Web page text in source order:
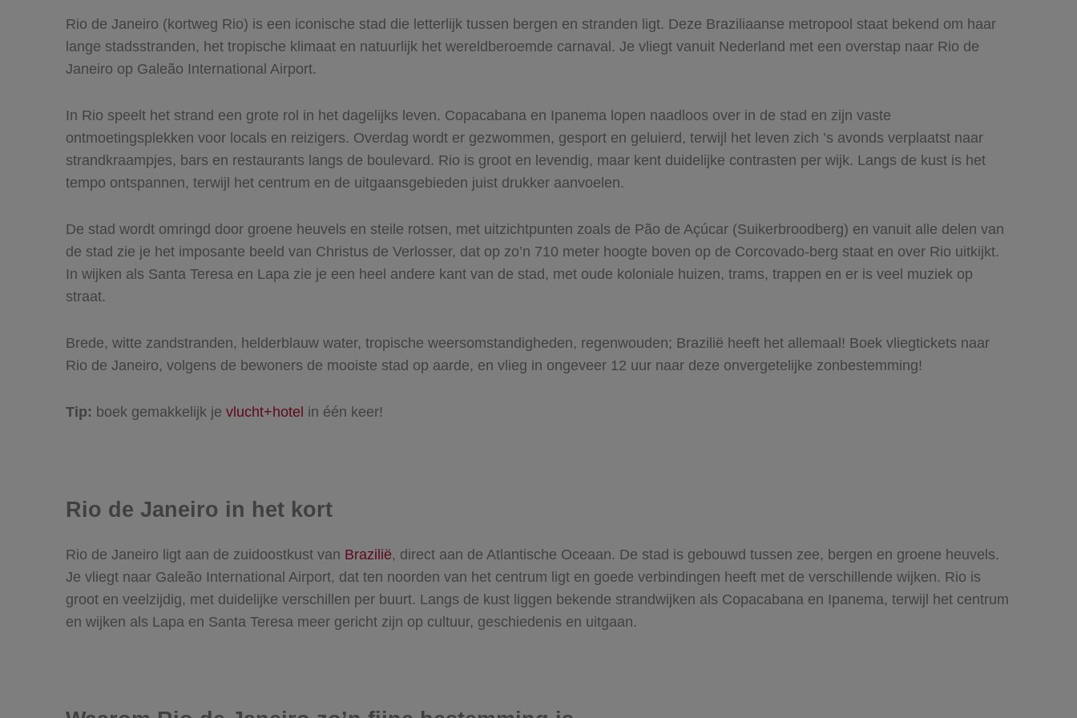
Rio de Janeiro (kortweg Rio) is een iconische stad die letterlijk tussen bergen en stranden ligt. Deze Braziliaanse metropool staat bekend om haar
lange stadsstranden, het tropische klimaat en natuurlijk het wereldberoemde carnaval. Je vliegt vanuit Nederland met een overstap naar Rio de
Janeiro op Galeão International Airport.
In Rio speelt het strand een grote rol in het dagelijks leven. Copacabana en Ipanema lopen naadloos over in de stad en zijn vaste
ontmoetingsplekken voor locals en reizigers. Overdag wordt er gezwommen, gesport en geluierd, terwijl het leven zich ’s avonds verplaatst naar
strandkraampjes, bars en restaurants langs de boulevard. Rio is groot en levendig, maar kent duidelijke contrasten per wijk. Langs de kust is het
tempo ontspannen, terwijl het centrum en de uitgaansgebieden juist drukker aanvoelen.
De stad wordt omringd door groene heuvels en steile rotsen, met uitzichtpunten zoals de Pão de Açúcar (Suikerbroodberg) en vanuit alle delen van
de stad zie je het imposante beeld van Christus de Verlosser, dat op zo’n 710 meter hoogte boven op de Corcovado-berg staat en over Rio uitkijkt.
In wijken als Santa Teresa en Lapa zie je een heel andere kant van de stad, met oude koloniale huizen, trams, trappen en er is veel muziek op
straat.
Brede, witte zandstranden, helderblauw water, tropische weersomstandigheden, regenwouden; Brazilië heeft het allemaal! Boek vliegtickets naar
Rio de Janeiro, volgens de bewoners de mooiste stad op aarde, en vlieg in ongeveer 12 uur naar deze onvergetelijke zonbestemming!
Tip: boek gemakkelijk je vlucht+hotel in één keer!
Rio de Janeiro in het kort
Rio de Janeiro ligt aan de zuidoostkust van Brazilië, direct aan de Atlantische Oceaan. De stad is gebouwd tussen zee, bergen en groene heuvels.
Je vliegt naar Galeão International Airport, dat ten noorden van het centrum ligt en goede verbindingen heeft met de verschillende wijken. Rio is
groot en veelzijdig, met duidelijke verschillen per buurt. Langs de kust liggen bekende strandwijken als Copacabana en Ipanema, terwijl het centrum
en wijken als Lapa en Santa Teresa meer gericht zijn op cultuur, geschiedenis en uitgaan.